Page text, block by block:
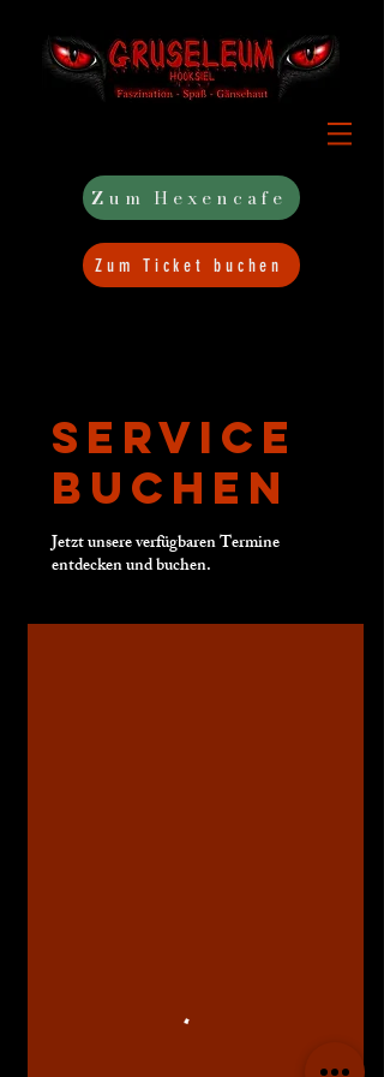
Zum Hexencafe
Zum Ticket buchen
Service
buchen
Jetzt unsere verfügbaren Termine
entdecken und buchen.